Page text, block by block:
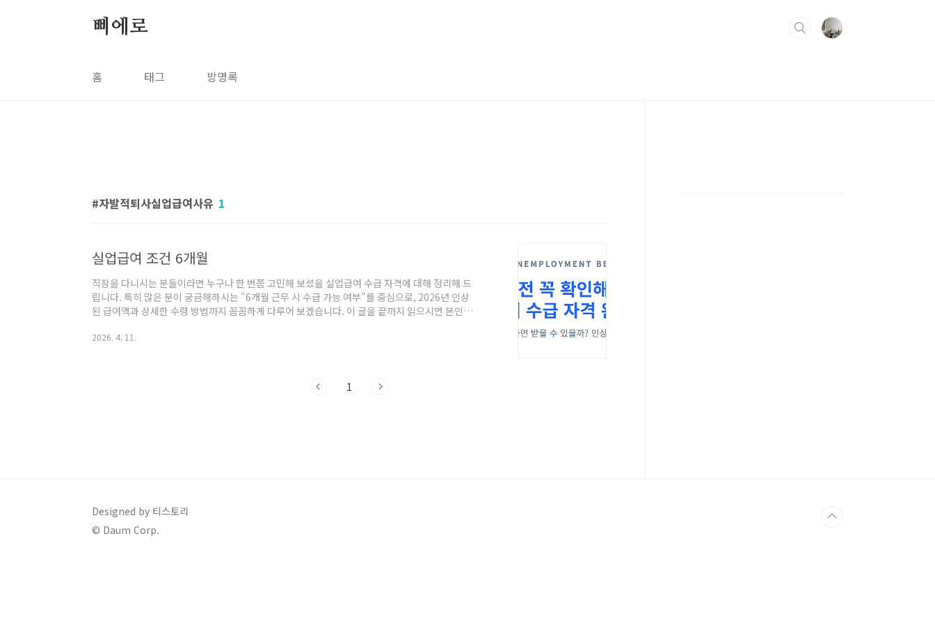
삐에로
홈 태그 방명록
자발적퇴사실업급여사유 1
실업급여 조건 6개월
직장을 다니시는 분들이라면 누구나 한 번쯤 고민해 보셨을 실업급여 수급 자격에 대해 정리해 드
립니다. 특히 많은 분이 궁금해하시는 "6개월 근무 시 수급 가능 여부"를 중심으로, 2026년 인상
된 급여액과 상세한 수령 방법까지 꼼꼼하게 다루어 보겠습니다. 이 글을 끝까지 읽으시면 본인이
실업급여 수급 조건: 6개월과 180일의 차이가장 먼저 바로잡아야 할 오해는 근무 기간에 대한 부
2026. 4. 11.
1
Designed by 티스토리
© Daum Corp.